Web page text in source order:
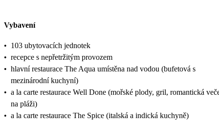
Vybavení
• 103 ubytovacích jednotek
• recepce s nepřetržitým provozem
• hlavní restaurace The Aqua umístěna nad vodou (bufetová s
mezinárodní kuchyní)
• a la carte restaurace Well Done (mořské plody, gril, romantická
na pláži)
• a la carte restaurace The Spice (italská a indická kuchyně)